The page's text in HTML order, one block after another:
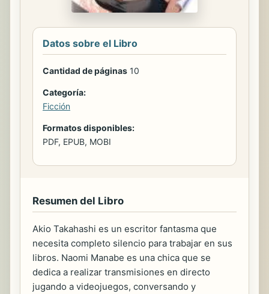
Datos sobre el Libro
Cantidad de páginas 10
Categoría:
Ficción
Formatos disponibles:
PDF, EPUB, MOBI
Resumen del Libro
Akio Takahashi es un escritor fantasma que
necesita completo silencio para trabajar en sus
libros. Naomi Manabe es una chica que se
dedica a realizar transmisiones en directo
jugando a videojuegos, conversando y